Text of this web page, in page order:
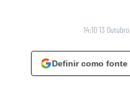
14:10 13
Definir como